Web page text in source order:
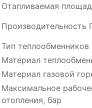
Отапливаемая
Производительность
Тип теплообменников
Материал
Материал газовой
Максимальное
отопления, бар